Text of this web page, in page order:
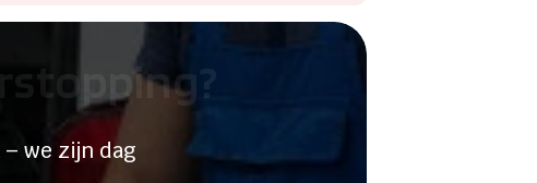
we zijn dag